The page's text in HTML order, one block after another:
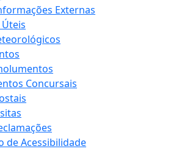
Externas
Concursais
de Acessibilidade